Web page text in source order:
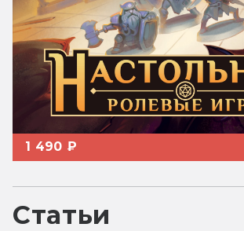
1 490 ₽
Статьи